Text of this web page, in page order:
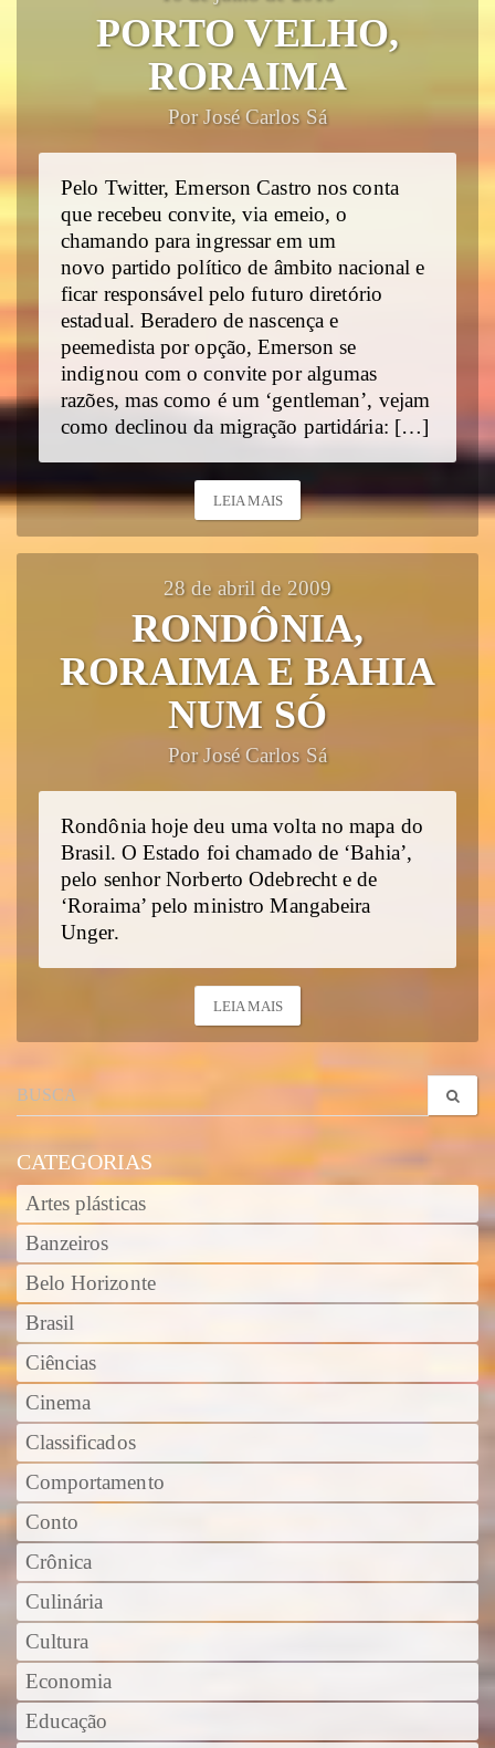
PORTO VELHO,
RORAIMA
Por José Carlos Sá
Pelo Twitter, Emerson Castro nos conta
que recebeu convite, via emeio, o
chamando para ingressar em um
novo partido político de âmbito nacional e
ficar responsável pelo futuro diretório
estadual. Beradero de nascença e
peemedista por opção, Emerson se
indignou com o convite por algumas
razões, mas como é um ‘gentleman’, vejam
como declinou da migração partidária: […]
LEIA MAIS
28 de abril de 2009
RONDÔNIA,
RORAIMA E BAHIA
NUM SÓ
Por José Carlos Sá
Rondônia hoje deu uma volta no mapa do
Brasil. O Estado foi chamado de ‘Bahia’,
pelo senhor Norberto Odebrecht e de
‘Roraima’ pelo ministro Mangabeira
Unger.
LEIA MAIS
CATEGORIAS
Artes plásticas
Banzeiros
Belo Horizonte
Brasil
Ciências
Cinema
Classificados
Comportamento
Conto
Crônica
Culinária
Cultura
Economia
Educação